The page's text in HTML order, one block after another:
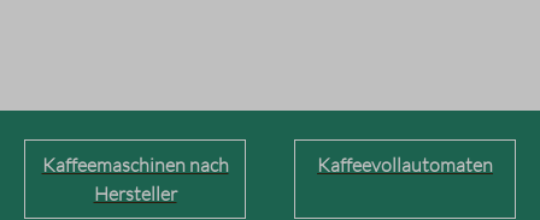
Kaffeemaschinen nach
Hersteller
Kaffeevollautomaten